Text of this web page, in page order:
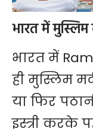
भारत में मुस्लिम
भारत में
ही मुस्लिम
या फिर
इस्त्री करके